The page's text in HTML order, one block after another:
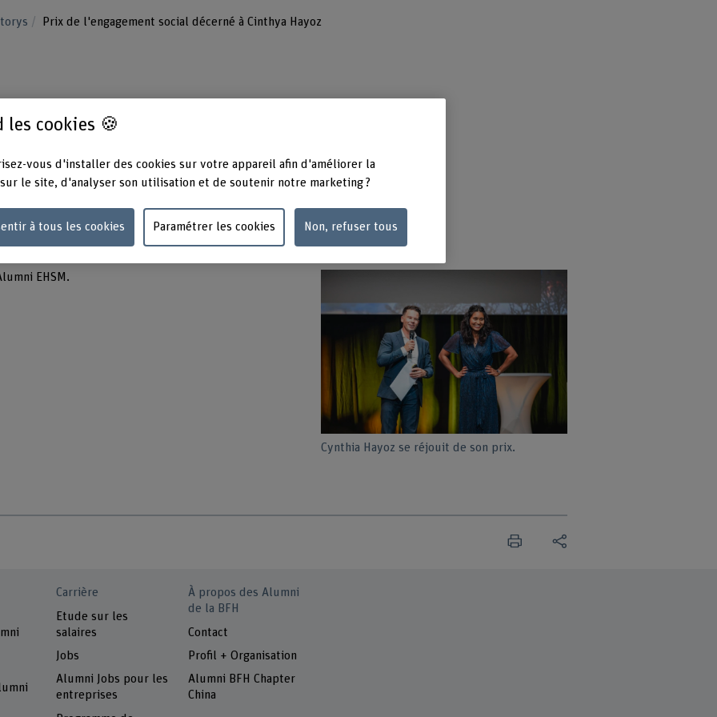
Prix de l'engagement social décerné à Cinthya Hayoz
social décerné à
prix de l'engagement social a été décerné à
EHSM.
Cynthia Hayoz se réjouit de son prix.
Carrière
Etude sur les
salaires
Jobs
Alumni Jobs pour les
entreprises
À propos des Alumni
de la BFH
Contact
Profil + Organisation
Alumni BFH Chapter
China
les cookies 🍪
vous d'installer des cookies sur votre appareil afin d'améliorer la
le site, d'analyser son utilisation et de soutenir notre marketing ?
à tous les cookies Paramétrer les cookies Non, refuser tous